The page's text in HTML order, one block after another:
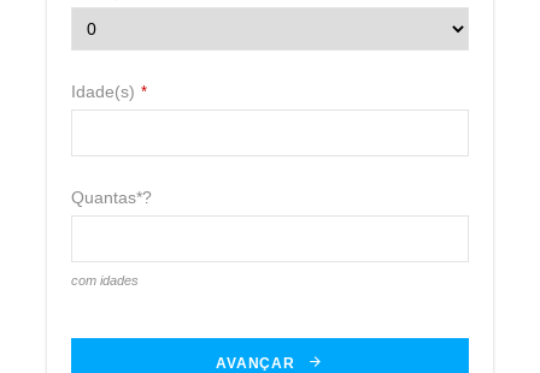
Idade(s) *
Quantas*?
com idades
AVANÇAR
TOPO:3.320
PISTAS:378
MEIOS DE ELEVAÇÃO:172